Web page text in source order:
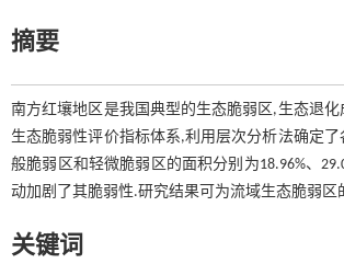
摘要
南方红壤地区是我国典型的生态脆弱区,生态退
生态脆弱性评价指标体系,利用层次分析法确定
般脆弱区和轻微脆弱区的面积分别为18.96%、
动加剧了其脆弱性.研究结果可为流域生态脆弱
关键词